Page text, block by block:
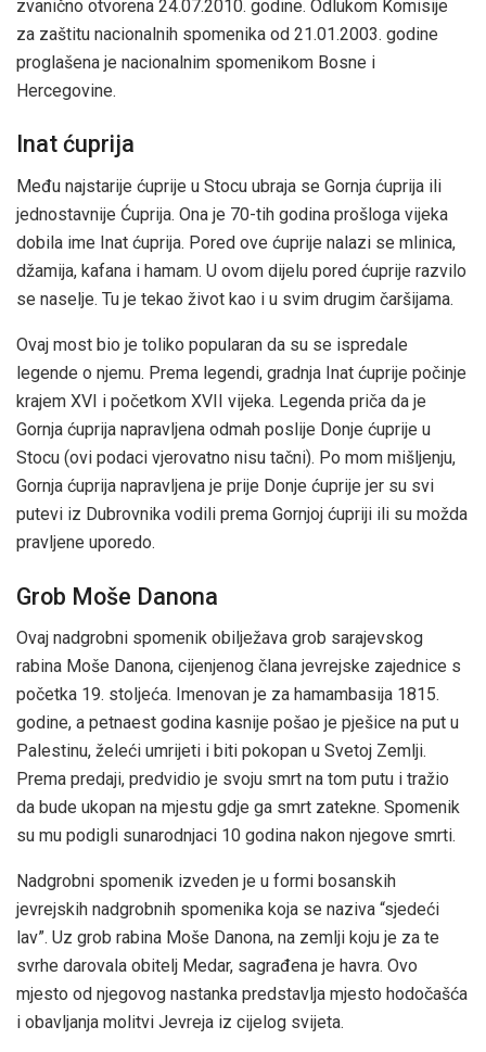
zvanično otvorena 24.07.2010. godine. Odlukom Komisije
za zaštitu nacionalnih spomenika od 21.01.2003. godine
proglašena je nacionalnim spomenikom Bosne i
Hercegovine.
Inat ćuprija
Među najstarije ćuprije u Stocu ubraja se Gornja ćuprija ili
jednostavnije Ćuprija. Ona je 70-tih godina prošloga vijeka
dobila ime Inat ćuprija. Pored ove ćuprije nalazi se mlinica,
džamija, kafana i hamam. U ovom dijelu pored ćuprije razvilo
se naselje. Tu je tekao život kao i u svim drugim čaršijama.
Ovaj most bio je toliko popularan da su se ispredale
legende o njemu. Prema legendi, gradnja Inat ćuprije počinje
krajem XVI i početkom XVII vijeka. Legenda priča da je
Gornja ćuprija napravljena odmah poslije Donje ćuprije u
Stocu (ovi podaci vjerovatno nisu tačni). Po mom mišljenju,
Gornja ćuprija napravljena je prije Donje ćuprije jer su svi
putevi iz Dubrovnika vodili prema Gornjoj ćupriji ili su možda
pravljene uporedo.
Grob Moše Danona
Ovaj nadgrobni spomenik obilježava grob sarajevskog
rabina Moše Danona, cijenjenog člana jevrejske zajednice s
početka 19. stoljeća. Imenovan je za hamambasija 1815.
godine, a petnaest godina kasnije pošao je pješice na put u
Palestinu, želeći umrijeti i biti pokopan u Svetoj Zemlji.
Prema predaji, predvidio je svoju smrt na tom putu i tražio
da bude ukopan na mjestu gdje ga smrt zatekne. Spomenik
su mu podigli sunarodnjaci 10 godina nakon njegove smrti.
Nadgrobni spomenik izveden je u formi bosanskih
jevrejskih nadgrobnih spomenika koja se naziva “sjedeći
lav”. Uz grob rabina Moše Danona, na zemlji koju je za te
svrhe darovala obitelj Medar, sagrađena je havra. Ovo
mjesto od njegovog nastanka predstavlja mjesto hodočašća
i obavljanja molitvi Jevreja iz cijelog svijeta.